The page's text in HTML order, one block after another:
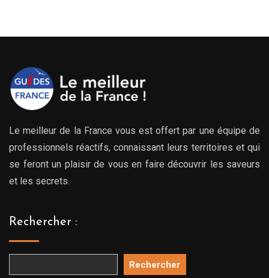
Le meilleur de la France vous est offert par une équipe de
professionnels réactifs, connaissant leurs territoires et qui
se feront un plaisir de vous en faire découvrir les saveurs
et les secrets.
Rechercher :
Rechercher